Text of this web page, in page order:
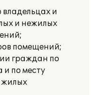
владельцах и
и нежилых
помещений;
граждан по
и по месту
жилых